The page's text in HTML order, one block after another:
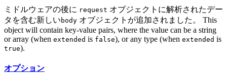
ミドルウェアの後に request オブジェクトに解析されたデー
タを含む新しい body オブジェクトが追加されました。 This
object will contain key-value pairs, where the value can be a string
or array (when extended is false), or any type (when extended is
true).
オプション